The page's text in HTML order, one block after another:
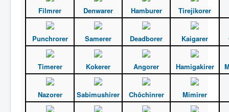
Filmrer Denwarer Hamburer Tirejikorer
Punchrorer Samerer Deadborer Kaigarer
Timerer Kokerer Angorer Hamigakirer
Nazorer Sabimushirer Chôchinrer Mimirer